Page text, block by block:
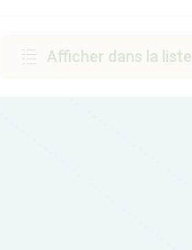
Afficher dans la liste